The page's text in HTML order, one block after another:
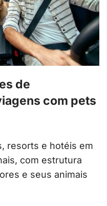
de
com pets
resorts e hotéis em
com estrutura
e seus animais